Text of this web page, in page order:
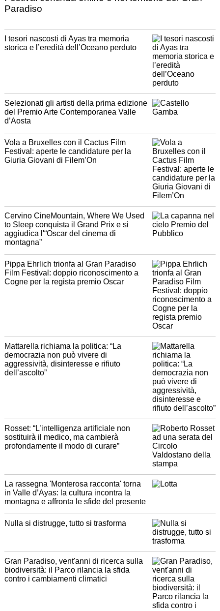
Paradiso
I tesori nascosti di Ayas tra memoria
storica e l’eredità dell’Oceano perduto
Selezionati gli artisti della prima edizione
del Premio Arte Contemporanea Valle
d’Aosta
Vola a Bruxelles con il Cactus Film
Festival: aperte le candidature per la
Giuria Giovani di Filem’On
Cervino CineMountain, Where We Used
to Sleep conquista il Grand Prix e si
aggiudica l'“Oscar del cinema di
montagna”
Pippa Ehrlich trionfa al Gran Paradiso
Film Festival: doppio riconoscimento a
Cogne per la regista premio Oscar
Mattarella richiama la politica: “La
democrazia non può vivere di
aggressività, disinteresse e rifiuto
dell’ascolto”
Rosset: “L’intelligenza artificiale non
sostituirà il medico, ma cambierà
profondamente il modo di curare”
La rassegna 'Monterosa racconta' torna
in Valle d’Ayas: la cultura incontra la
montagna e affronta le sfide del presente
Nulla si distrugge, tutto si trasforma
Gran Paradiso, vent'anni di ricerca sulla
biodiversità: il Parco rilancia la sfida
contro i cambiamenti climatici